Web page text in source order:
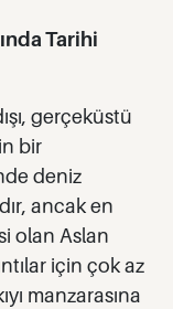
Tarihi
gerçeküstü
bir
deniz
ancak en
olan Aslan
için çok az
manzarasına